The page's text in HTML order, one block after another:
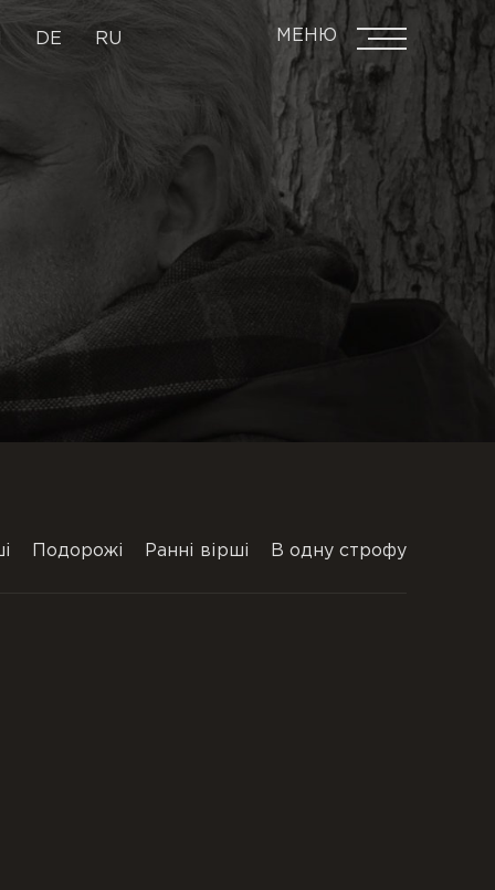
DE RU МЕНЮ
Подорожі Ранні вірші В одну строфу